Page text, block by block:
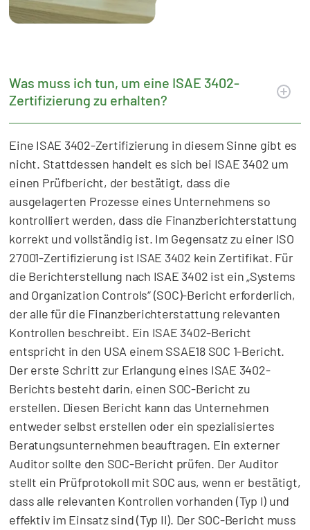
Was muss ich tun, um eine ISAE 3402-
Zertifizierung zu erhalten?
Eine ISAE 3402-Zertifizierung in diesem Sinne gibt es
nicht. Stattdessen handelt es sich bei ISAE 3402 um
einen Prüfbericht, der bestätigt, dass die
ausgelagerten Prozesse eines Unternehmens so
kontrolliert werden, dass die Finanzberichterstattung
korrekt und vollständig ist. Im Gegensatz zu einer ISO
27001-Zertifizierung ist ISAE 3402 kein Zertifikat. Für
die Berichterstellung nach ISAE 3402 ist ein „Systems
and Organization Controls“ (SOC)-Bericht erforderlich,
der alle für die Finanzberichterstattung relevanten
Kontrollen beschreibt. Ein ISAE 3402-Bericht
entspricht in den USA einem SSAE18 SOC 1-Bericht.
Der erste Schritt zur Erlangung eines ISAE 3402-
Berichts besteht darin, einen SOC-Bericht zu
erstellen. Diesen Bericht kann das Unternehmen
entweder selbst erstellen oder ein spezialisiertes
Beratungsunternehmen beauftragen. Ein externer
Auditor sollte den SOC-Bericht prüfen. Der Auditor
stellt ein Prüfprotokoll mit SOC aus, wenn er bestätigt,
dass alle relevanten Kontrollen vorhanden (Typ I) und
effektiv im Einsatz sind (Typ II). Der SOC-Bericht muss